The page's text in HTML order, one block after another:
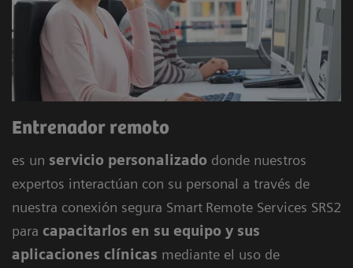
Entrenador remoto
es un servicio personalizado donde nuestros
expertos interactúan con su personal a través de
nuestra conexión segura Smart Remote Services SRS2
para capacitarlos en su equipo y sus
aplicaciones clínicas mediante el uso de